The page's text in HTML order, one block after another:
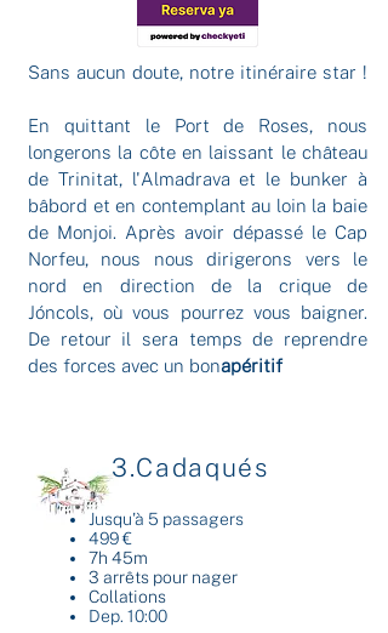
Sans aucun doute, notre itinéraire star !
En quittant le Port de Roses, nous
longerons la côte en laissant le château
de Trinitat, l'Almadrava et le bunker à
bâbord et en contemplant au loin la baie
de Monjoi. Après avoir dépassé le Cap
Norfeu, nous nous dirigerons vers le
nord en direction de la crique de
Jóncols, où vous pourrez vous baigner.
De retour il sera temps de reprendre
des forces avec un bonapéritif
3.Cadaqués
Jusqu'à 5 passagers
499 €
7h 45m
3 arrêts pour nager
Collations
Dep. 10:00